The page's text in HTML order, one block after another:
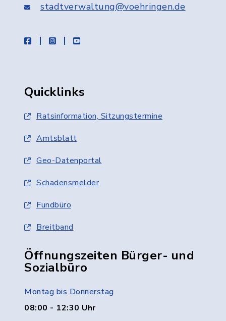
stadtverwaltung@voehringen.de
facebookinstagramyoutube
Quicklinks
Ratsinformation, Sitzungstermine
Amtsblatt
Geo-Datenportal
Schadensmelder
Fundbüro
Breitband
Öffnungszeiten Bürger- und
Sozialbüro
Montag bis Donnerstag
08:00 - 12:30 Uhr